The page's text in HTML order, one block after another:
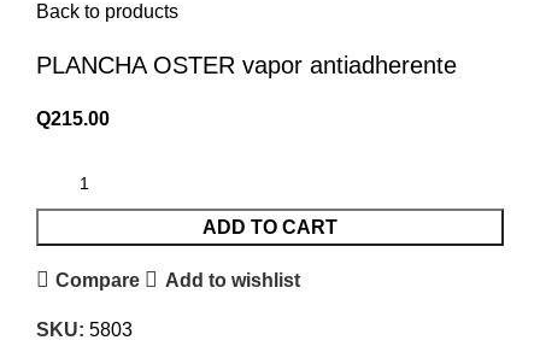
Back to products
PLANCHA OSTER vapor antiadherente
Q215.00
ADD TO CART
Compare Add to wishlist
SKU: 5803